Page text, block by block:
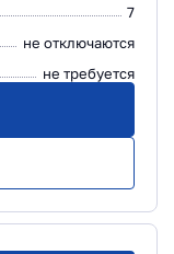
7
не отключаются
не требуется